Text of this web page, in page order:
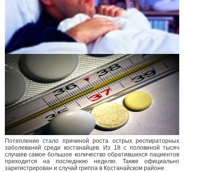
Потепление стало причиной роста острых респираторных
заболеваний среди костанайцев. Из 18 с половиной тысяч
случаев самое большое количество обратившихся пациентов
приходится на последнюю неделю. Также официально
зарегистрирован и случай гриппа в Костанайском районе.